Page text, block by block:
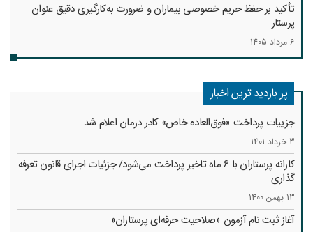
تأکید بر حفظ حریم خصوصی بیماران و ضرورت به‌کارگیری دقیق عنوان
پرستار
6 مرداد 1405
پر بازدید ترین اخبار
جزییات پرداخت «فوق‌العاده خاص» کادر درمان اعلام شد
3 خرداد 1401
کارانه‌ پرستاران با 6 ماه تاخیر پرداخت می‌شود/ جزئیات اجرای قانون تعرفه
گذاری
13 بهمن 1400
آغاز ثبت نام آزمون «صلاحیت حرفه‌ای پرستاران»